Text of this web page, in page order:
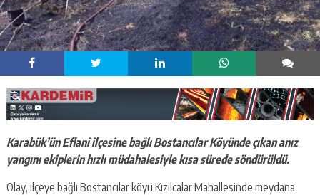
Karabük’ün Eflani ilçesine bağlı Bostancılar Köyünde çıkan anız
yangını ekiplerin hızlı müdahalesiyle kısa sürede söndürüldü.
Olay, ilçeye bağlı Bostancılar köyü Kızılcalar Mahallesinde meydana